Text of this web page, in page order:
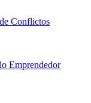
Conflictos
Emprendedor